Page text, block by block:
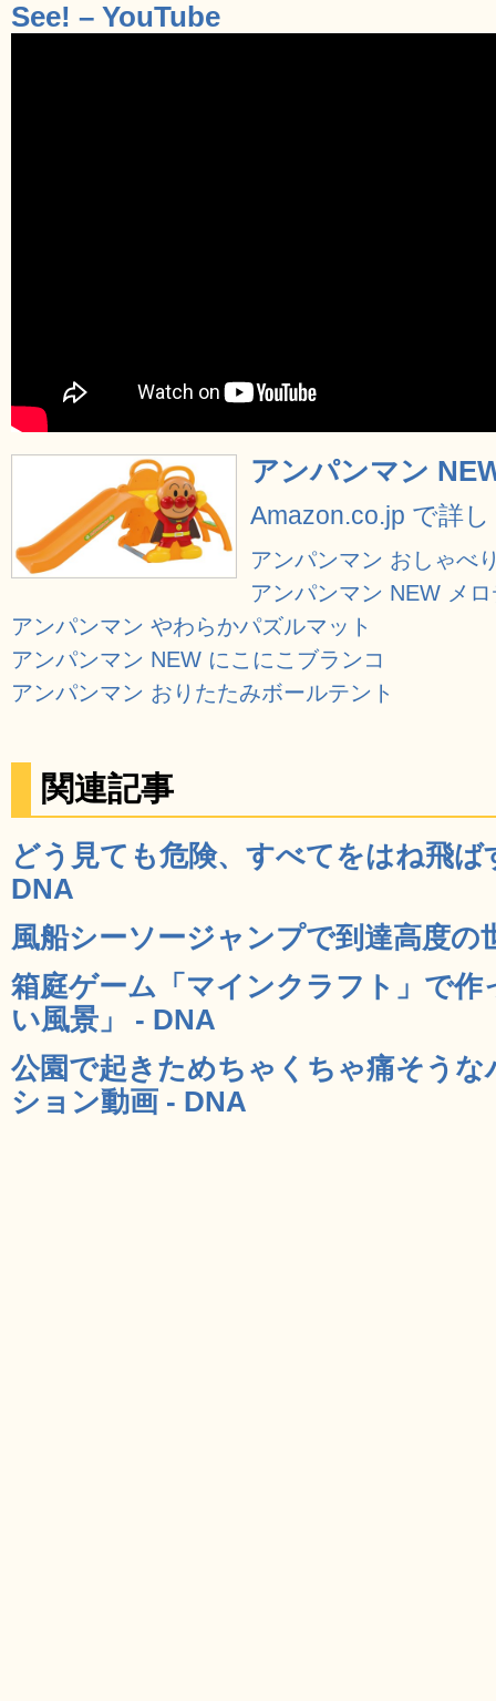
See! – YouTube
アンパンマン
Amazon.co.jp で詳
アンパンマン おしゃべ
アンパンマン NEW メ
アンパンマン やわらかパズルマット
アンパンマン NEW にこにこブランコ
アンパンマン おりたたみボールテント
関連記事
どう見ても危険、すべてをはね飛ば
DNA
風船シーソージャンプで到達高度の
箱庭ゲーム「マインクラフト」で
い風景」 - DNA
公園で起きためちゃくちゃ痛そう
ション動画 - DNA